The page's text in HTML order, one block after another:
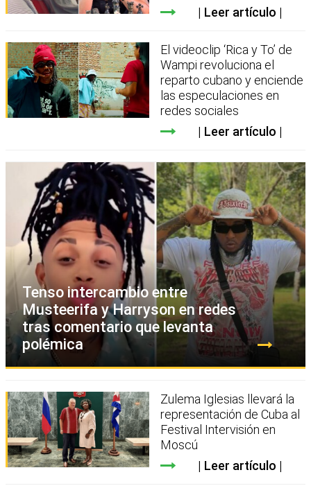
Leer artículo
El videoclip ‘Rica y To’ de
Wampi revoluciona el
reparto cubano y enciende
las especulaciones en
redes sociales
Leer artículo
Tenso intercambio entre
Musteerifa y Harryson en redes
tras comentario que levanta
polémica
Zulema Iglesias llevará la
representación de Cuba al
Festival Intervisión en
Moscú
Leer artículo